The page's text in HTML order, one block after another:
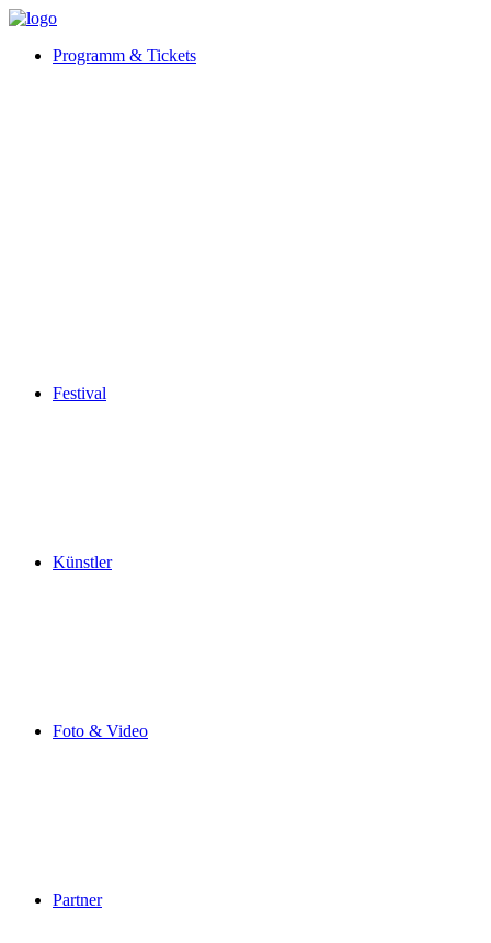
Programm & Tickets
Festival
Künstler
Foto & Video
Partner